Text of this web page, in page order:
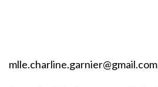
mlle.charline.garnier@gmail.com